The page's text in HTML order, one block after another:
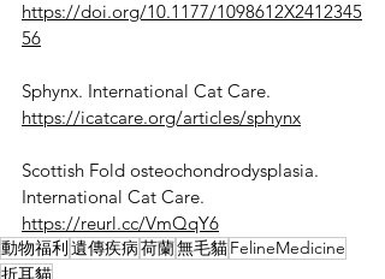
https://doi.org/10.1177/1098612X2412345
56
Sphynx. International Cat Care.
https://icatcare.org/articles/sphynx
Scottish Fold osteochondrodysplasia.
International Cat Care.
https://reurl.cc/VmQqY6
動物福利遺傳疾病荷蘭無毛貓FelineMedicine
折耳貓